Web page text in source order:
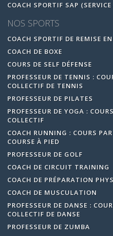
COACH SPORTIF SAP
NOS SPORTS
COACH SPORTIF DE REMISE
COACH DE BOXE
COURS DE SELF DÉFENSE
PROFESSEUR DE TENNIS :
COLLECTIF DE TENNIS
PROFESSEUR DE PILATES
PROFESSEUR DE YOGA :
COLLECTIF
COACH RUNNING : COURS
COURSE À PIED
PROFESSEUR DE GOLF
COACH DE CIRCUIT TRAINING
COACH DE PRÉPARATION
COACH DE MUSCULATION
PROFESSEUR DE DANSE :
COLLECTIF DE DANSE
PROFESSEUR DE ZUMBA